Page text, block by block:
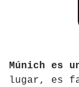
Múnich es
lugar, es